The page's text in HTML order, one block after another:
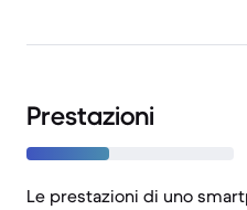
Prestazioni
Le prestazioni di uno